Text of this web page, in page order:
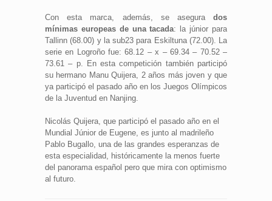
Con esta marca, además, se asegura dos
mínimas europeas de una tacada: la júnior para
Tallinn (68.00) y la sub23 para Eskiltuna (72.00). La
serie en Logroño fue: 68.12 – x – 69.34 – 70.52 –
73.61 – p. En esta competición también participó
su hermano Manu Quijera, 2 años más joven y que
ya participó el pasado año en los Juegos Olímpicos
de la Juventud en Nanjing.
Nicolás Quijera, que participó el pasado año en el
Mundial Júnior de Eugene, es junto al madrileño
Pablo Bugallo, una de las grandes esperanzas de
esta especialidad, históricamente la menos fuerte
del panorama español pero que mira con optimismo
al futuro.